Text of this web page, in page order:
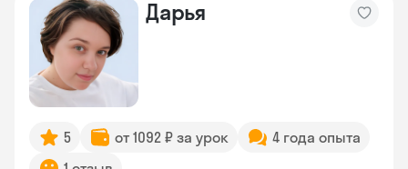
Дарья
5 от 1092 ₽ за урок
4 года опыта